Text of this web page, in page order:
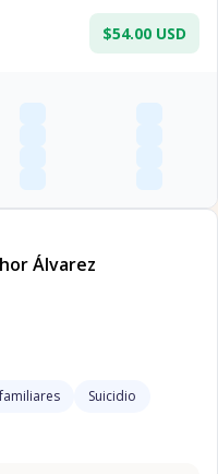
$54.00 USD
Álvarez
Suicidio